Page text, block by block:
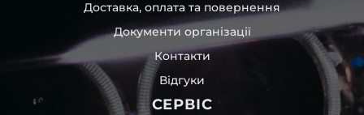
тріщини;
пожовтіння;
підпотівання;
помутніння.
Можна зробити заміну лише скла фари. Зазвичай
цього достатньо, щоб вона виглядала як нова. За час
Доставка, оплата та повернення
Документи організації
Контакти
Відгуки
СЕРВІС